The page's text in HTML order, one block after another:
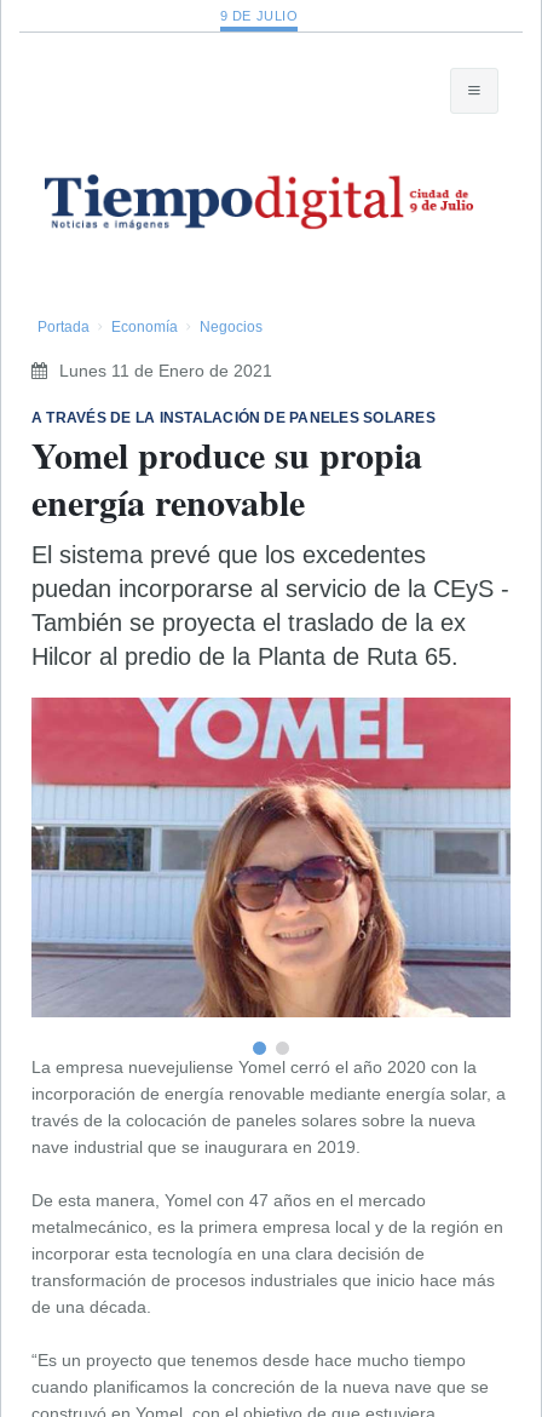
9 DE JULIO
Portada Economía Negocios
Lunes 11 de Enero de 2021
A TRAVÉS DE LA INSTALACIÓN DE PANELES SOLARES
Yomel produce su propia
energía renovable
El sistema prevé que los excedentes
puedan incorporarse al servicio de la CEyS -
También se proyecta el traslado de la ex
Hilcor al predio de la Planta de Ruta 65.
La empresa nuevejuliense Yomel cerró el año 2020 con la
incorporación de energía renovable mediante energía solar, a
través de la colocación de paneles solares sobre la nueva
nave industrial que se inaugurara en 2019.
De esta manera, Yomel con 47 años en el mercado
metalmecánico, es la primera empresa local y de la región en
incorporar esta tecnología en una clara decisión de
transformación de procesos industriales que inicio hace más
de una década.
“Es un proyecto que tenemos desde hace mucho tiempo
cuando planificamos la concreción de la nueva nave que se